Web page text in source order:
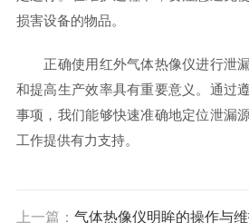
损害设备的物品。
正确使用红外气体热像仪进行泄漏
和提高生产效率具有重要意义。通过
事项，我们能够快速准确地定位泄漏
工作提供有力支持。
上一篇： 气体热像仪明眸的操作与